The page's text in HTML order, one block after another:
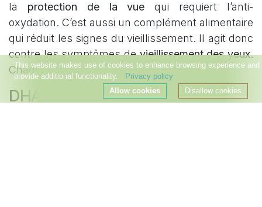
la protection de la vue qui requiert l’anti-
oxydation. C’est aussi un complément alimentaire
qui réduit les signes du vieillissement. Il agit donc
contre les symptômes devieillissement des yeux.
Chaque flacon contient 60 gélules.
DHA + Liposomé
This website makes use of cookies to enhance browsing experience and
provide additional functionality.
Privacy policy
Disallow cookies
Allow cookies